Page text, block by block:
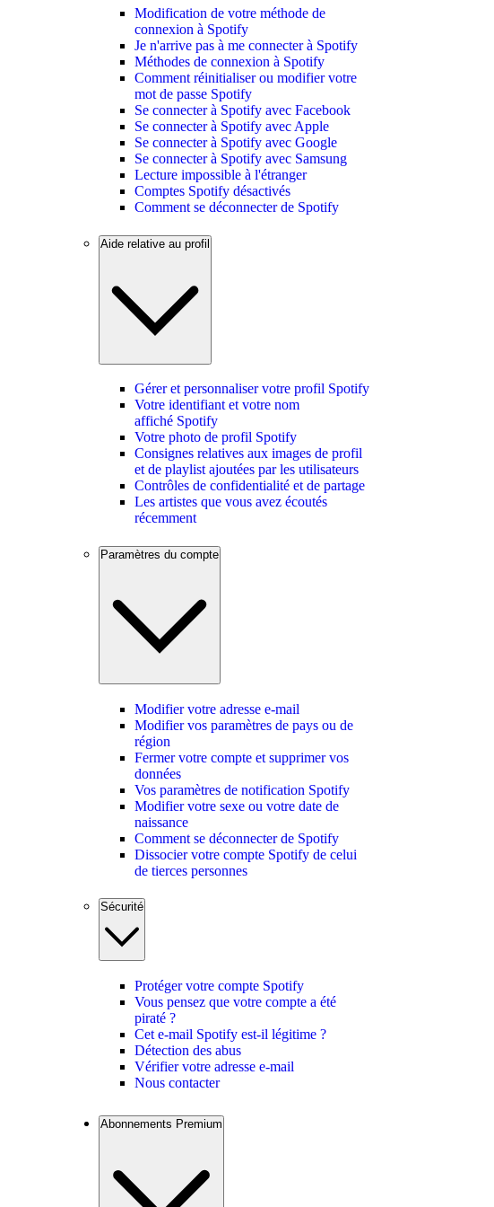
Modification de votre méthode de
connexion à Spotify
Je n'arrive pas à me connecter à Spotify
Méthodes de connexion à Spotify
Comment réinitialiser ou modifier votre
mot de passe Spotify
Se connecter à Spotify avec Facebook
Se connecter à Spotify avec Apple
Se connecter à Spotify avec Google
Se connecter à Spotify avec Samsung
Lecture impossible à l'étranger
Comptes Spotify désactivés
Comment se déconnecter de Spotify
Aide relative au profil
Gérer et personnaliser votre profil Spotify
Votre identifiant et votre nom
affiché Spotify
Votre photo de profil Spotify
Consignes relatives aux images de profil
et de playlist ajoutées par les utilisateurs
Contrôles de confidentialité et de partage
Les artistes que vous avez écoutés
récemment
Paramètres du compte
Modifier votre adresse e-mail
Modifier vos paramètres de pays ou de
région
Fermer votre compte et supprimer vos
données
Vos paramètres de notification Spotify
Modifier votre sexe ou votre date de
naissance
Comment se déconnecter de Spotify
Dissocier votre compte Spotify de celui
de tierces personnes
Sécurité
Protéger votre compte Spotify
Vous pensez que votre compte a été
piraté ?
Cet e-mail Spotify est-il légitime ?
Détection des abus
Vérifier votre adresse e-mail
Nous contacter
Abonnements Premium